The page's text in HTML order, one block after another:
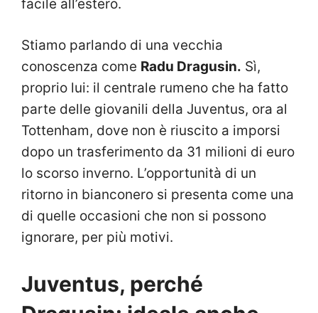
facile all’estero.
Stiamo parlando di una vecchia
conoscenza come Radu Dragusin. Sì,
proprio lui: il centrale rumeno che ha fatto
parte delle giovanili della Juventus, ora al
Tottenham, dove non è riuscito a imporsi
dopo un trasferimento da 31 milioni di euro
lo scorso inverno. L’opportunità di un
ritorno in bianconero si presenta come una
di quelle occasioni che non si possono
ignorare, per più motivi.
Juventus, perché